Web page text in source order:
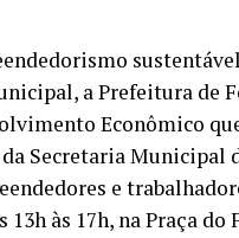
a Prefeitura de
Econômico
Secretaria
e
13h às 17h, na Praça do